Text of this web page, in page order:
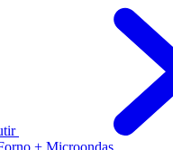
+ Microondas